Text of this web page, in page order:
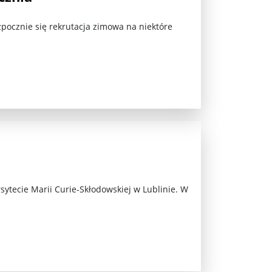
się rekrutacja zimowa na niektóre
Marii Curie-Skłodowskiej w Lublinie. W